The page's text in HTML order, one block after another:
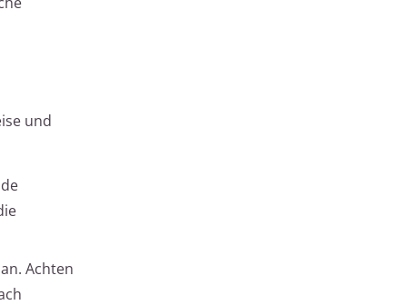
und
Achten